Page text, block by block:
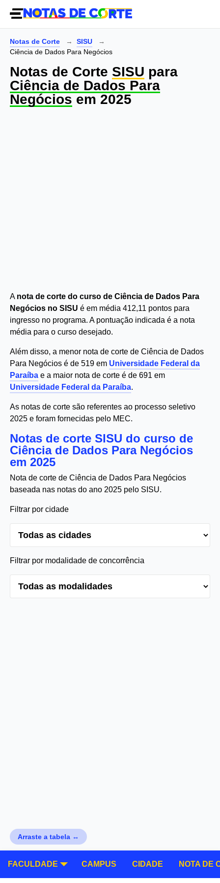
Notas de Corte
SISU
Ciência de Dados Para Negócios
Notas de Corte SISU para
Ciência de Dados Para
Negócios em 2025
A nota de corte do curso de Ciência de Dados Para
Negócios no SISU é em média 412,11 pontos para
ingresso no programa. A pontuação indicada é a nota
média para o curso desejado.
Além disso, a menor nota de corte de Ciência de Dados
Para Negócios é de 519 em Universidade Federal da
Paraíba e a maior nota de corte é de 691 em
Universidade Federal da Paraíba.
As notas de corte são referentes ao processo seletivo
2025 e foram fornecidas pelo MEC.
Notas de corte SISU do curso de
Ciência de Dados Para Negócios
em 2025
Nota de corte de Ciência de Dados Para Negócios
baseada nas notas do ano 2025 pelo SISU.
Filtrar por cidade
Filtrar por modalidade de concorrência
Arraste a tabela ↔
FACULDADE CAMPUS CIDADE NOTA DE